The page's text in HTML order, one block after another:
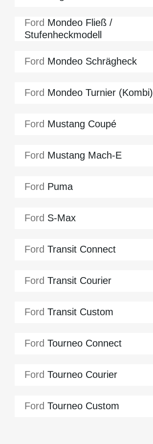
Ford Mondeo Fließ /
Stufenheckmodell
Ford Mondeo Schrägheck
Ford Mondeo Turnier (Kombi)
Ford Mustang Coupé
Ford Mustang Mach-E
Ford Puma
Ford S-Max
Ford Transit Connect
Ford Transit Courier
Ford Transit Custom
Ford Tourneo Connect
Ford Tourneo Courier
Ford Tourneo Custom